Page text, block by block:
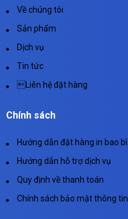
Về chúng tôi
Sản phẩm
Dịch vụ
Tin tức
Liên hệ đặt hàng
Chính sách
Hướng dẫn đặt hàng in bao bì
Hướng dẫn hỗ trợ dịch vụ
Quy định về thanh toán
Chính sách bảo mật thông tin